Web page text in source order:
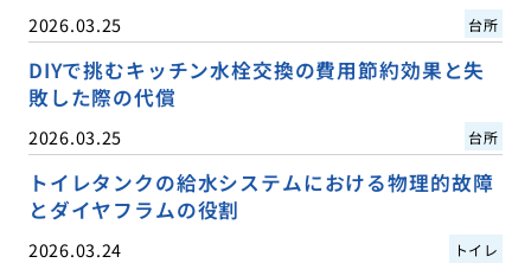
2026.03.25 台所
DIYで挑むキッチン水栓交換の費用節約効果と失
敗した際の代償
2026.03.25 台所
トイレタンクの給水システムにおける物理的故障
とダイヤフラムの役割
2026.03.24 トイレ